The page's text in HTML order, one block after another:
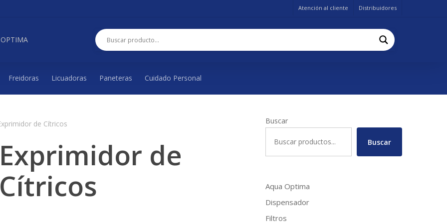
Atención al cliente Distribuidores
Freidoras Licuadoras Paneteras Cuidado Personal
de Cítricos
Exprimidor de
Cítricos
Buscar
Buscar
Aqua Optima
Dispensador
Filtros